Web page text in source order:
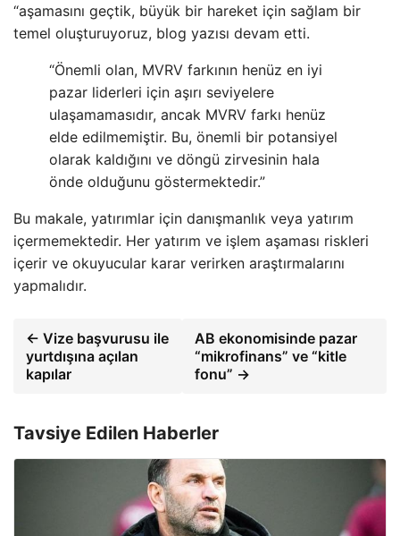
“aşamasını geçtik, büyük bir hareket için sağlam bir
temel oluşturuyoruz, blog yazısı devam etti.
“Önemli olan, MVRV farkının henüz en iyi
pazar liderleri için aşırı seviyelere
ulaşamamasıdır, ancak MVRV farkı henüz
elde edilmemiştir. Bu, önemli bir potansiyel
olarak kaldığını ve döngü zirvesinin hala
önde olduğunu göstermektedir.”
Bu makale, yatırımlar için danışmanlık veya yatırım
içermemektedir. Her yatırım ve işlem aşaması riskleri
içerir ve okuyucular karar verirken araştırmalarını
yapmalıdır.
← Vize başvurusu ile
yurtdışına açılan
kapılar
AB ekonomisinde pazar
“mikrofinans” ve “kitle
fonu” →
Tavsiye Edilen Haberler